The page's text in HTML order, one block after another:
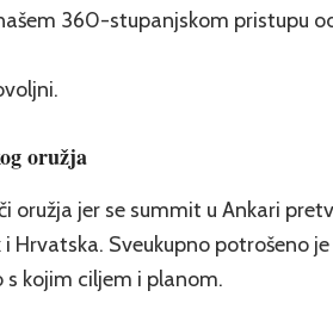
360-stupanjskom pristupu
oružja
oružja jer se summit u Ankari
i Hrvatska. Sveukupno potrošeno
s kojim ciljem i planom.